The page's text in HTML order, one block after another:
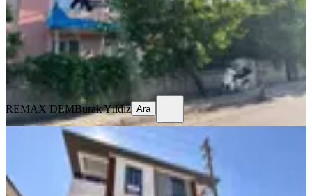
12.750 ₺
REMAX DEM Burak Yıldız
Ara
REMAX DEMBurak Yıldız Ara
SIFIR BİNA
Remax Dem'den Kazim Karabekir
Mah. 2+1 Ara Kat Fırsat Daire
Merkez, Kazım Karabekir Mahallesi